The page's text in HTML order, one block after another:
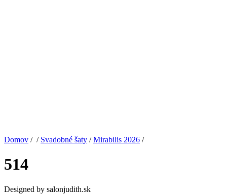
Domov / / Svadobné šaty /Mirabilis 2026 /
514
Designed by salonjudith.sk